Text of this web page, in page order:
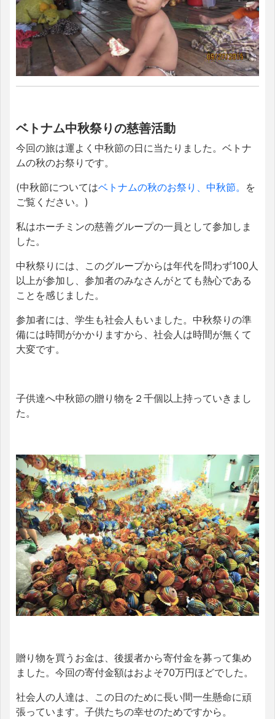
ベトナム中秋祭りの慈善活動
今回の旅は運よく中秋節の日に当たりました。ベトナ
ムの秋のお祭りです。
(中秋節についてはベトナムの秋のお祭り、中秋節。 を
ご覧ください。)
私はホーチミンの慈善グループの一員として参加しま
した。
中秋祭りには、このグループからは年代を問わず100人
以上が参加し、参加者のみなさんがとても熱心である
ことを感じました。
参加者には、学生も社会人もいました。中秋祭りの準
備には時間がかかりますから、社会人は時間が無くて
大変です。
子供達へ中秋節の贈り物を２千個以上持っていきまし
た。
贈り物を買うお金は、後援者から寄付金を募って集め
ました。今回の寄付金額はおよそ70万円ほどでした。
社会人の人達は、この日のために長い間一生懸命に頑
張っています。子供たちの幸せのためですから。